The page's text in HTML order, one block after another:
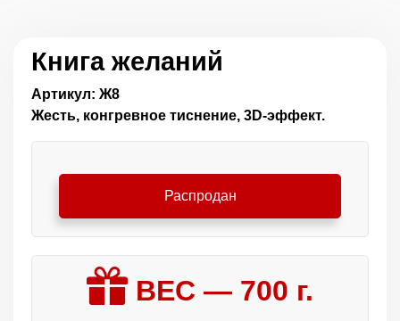
Книга желаний
Артикул: Ж8
Жесть, конгревное тиснение, 3D-эффект.
Распродан
ВЕС — 700 г.